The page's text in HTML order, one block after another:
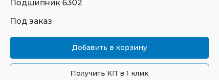
Подшипник 6302
Под заказ
Добавить в корзину
Получить КП в 1 клик